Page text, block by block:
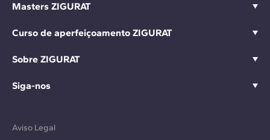
Masters ZIGURAT
Curso de aperfeiçoamento ZIGURAT
Sobre ZIGURAT
Siga-nos
Aviso Legal